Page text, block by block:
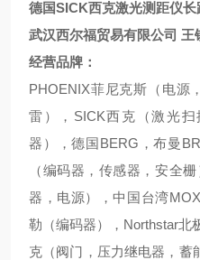
德国SICK西克激光测距仪
武汉西尔福贸易有限公司 王
经营品牌：
PHOENIX菲尼克斯（电源
雷），SICK西克（激光
器），德国BERG，布曼
（编码器，传感器，安全
器，电源），中国台湾
勒（编码器），Northstar北
克（阀门，压力继电器，蓄